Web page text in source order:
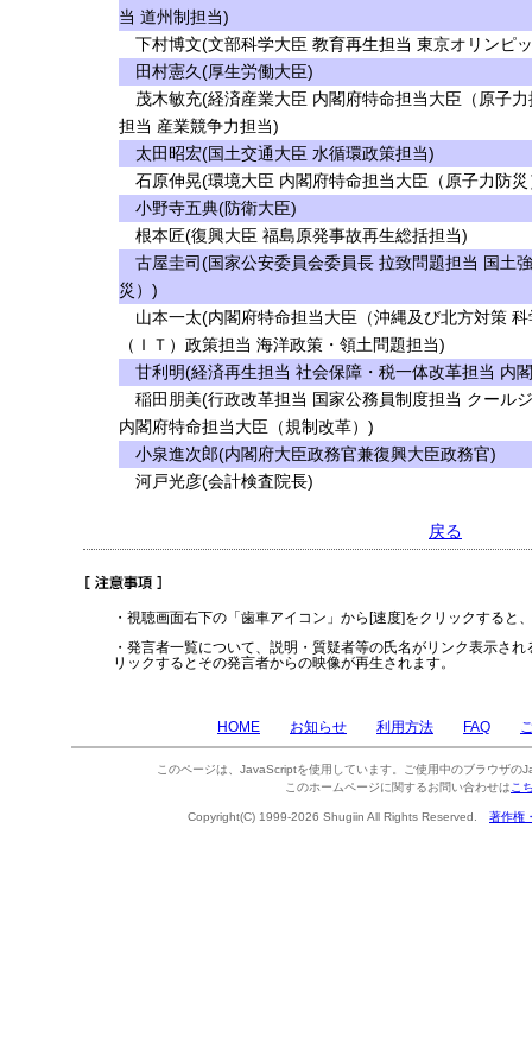
当 道州制担当)
下村博文(文部科学大臣 教育再生担当 東京オリンピ
田村憲久(厚生労働大臣)
茂木敏充(経済産業大臣 内閣府特命担当大臣（原子
担当 産業競争力担当)
太田昭宏(国土交通大臣 水循環政策担当)
石原伸晃(環境大臣 内閣府特命担当大臣（原子力防災
小野寺五典(防衛大臣)
根本匠(復興大臣 福島原発事故再生総括担当)
古屋圭司(国家公安委員会委員長 拉致問題担当 国土
災）)
山本一太(内閣府特命担当大臣（沖縄及び北方対策
（ＩＴ）政策担当 海洋政策・領土問題担当)
甘利明(経済再生担当 社会保障・税一体改革担当 内
稲田朋美(行政改革担当 国家公務員制度担当 クール
内閣府特命担当大臣（規制改革）)
小泉進次郎(内閣府大臣政務官兼復興大臣政務官)
河戸光彦(会計検査院長)
戻る
・視聴画面右下の「歯車アイコン」から[速度]をクリックすると
・発言者一覧について、説明・質疑者等の氏名がリンク表示さ
リックするとその発言者からの映像が再生されます。
HOME お知らせ 利用方法 FAQ
このページは、JavaScriptを使用しています。ご使用中のブラウザの
このホームページに関するお問い合わせは こ
Copyright(C) 1999-2026 Shugiin All Rights Reserved. 著作権